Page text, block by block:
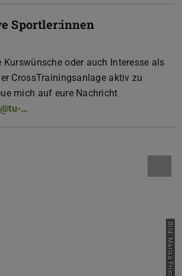
Sportler:innen
Kurswünsche oder auch Interesse als
CrossTrainingsanlage aktiv zu
mich auf eure Nachricht
…
Bild: Marisa Friedrich